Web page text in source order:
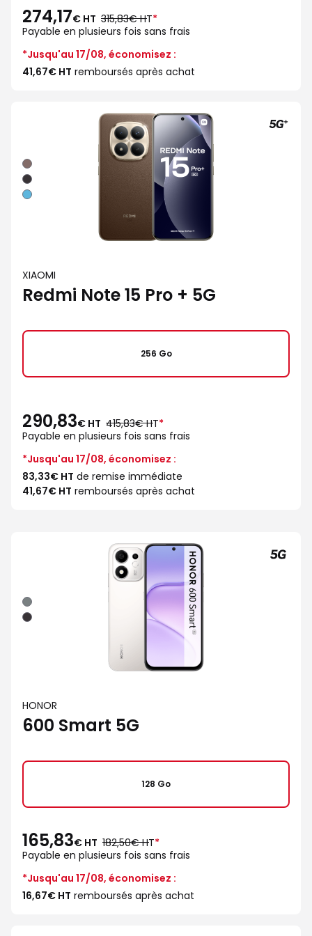
274,17€ HT au
lieu
de
315,83€ HT*
Payable en plusieurs fois sans frais
*Jusqu'au 17/08, économisez :
41,67€ HT remboursés après achat
Moka
Noir
Bleu
XIAOMI
Redmi Note 15 Pro + 5G
256 Go
290,83€ HT au
lieu
de
415,83€ HT*
Payable en plusieurs fois sans frais
*Jusqu'au 17/08, économisez :
83,33€ HT de remise immédiate
41,67€ HT remboursés après achat
Noir
HONOR
600 Smart 5G
128 Go
165,83€ HT au
lieu
de
182,50€ HT*
Payable en plusieurs fois sans frais
*Jusqu'au 17/08, économisez :
16,67€ HT remboursés après achat